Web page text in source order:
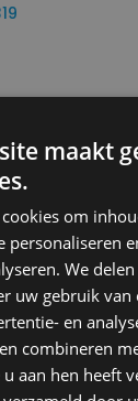
Aan Mandje
maakt
om
personaliseren
We
uw gebruik van
en
combineren
aan hen heeft